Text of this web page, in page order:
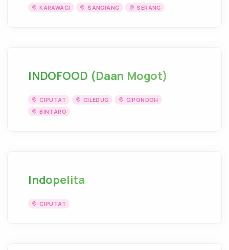
KARAWACI SANGIANG SERANG
INDOFOOD (Daan Mogot)
CIPUTAT CILEDUG
CIPONDOH
BINTARO
Indopelita
CIPUTAT